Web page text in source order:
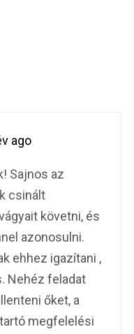
ago
Sajnos az
csinált
követni, és
azonosulni.
ehhez igazítani ,
Nehéz feladat
őket, a
megfelelési